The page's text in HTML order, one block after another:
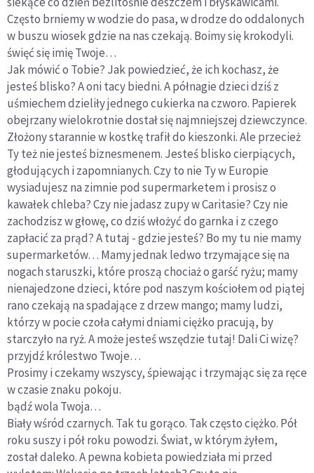
Często brniemy w wodzie do pasa, w drodze do oddalonych
w buszu wiosek gdzie na nas czekają. Boimy się krokodyli.
święć się imię Twoje…
Jak mówić o Tobie? Jak powiedzieć, że ich kochasz, że
jesteś blisko? A oni tacy biedni. A półnagie dzieci dziś z
uśmiechem dzieliły jednego cukierka na czworo. Papierek
obejrzany wielokrotnie dostał się najmniejszej dziewczynce.
Złożony starannie w kostkę trafił do kieszonki. Ale przecież
Ty też nie jesteś biznesmenem. Jesteś blisko cierpiących,
głodujących i zapomnianych. Czy to nie Ty w Europie
wysiadujesz na zimnie pod supermarketem i prosisz o
kawałek chleba? Czy nie jadasz zupy w Caritasie? Czy nie
zachodzisz w głowę, co dziś włożyć do garnka i z czego
zapłacić za prąd? A tutaj - gdzie jesteś? Bo my tu nie mamy
supermarketów… Mamy jednak ledwo trzymające się na
nogach staruszki, które proszą chociaż o garść ryżu; mamy
nienajedzone dzieci, które pod naszym kościołem od piątej
rano czekają na spadające z drzew mango; mamy ludzi,
którzy w pocie czoła całymi dniami ciężko pracują, by
starczyło na ryż. A może jesteś wszędzie tutaj! Dali Ci wizę?
przyjdź królestwo Twoje…
Prosimy i czekamy wszyscy, śpiewając i trzymając się za ręce
w czasie znaku pokoju.
bądź wola Twoja…
Biały wśród czarnych. Tak tu gorąco. Tak często ciężko. Pół
roku suszy i pół roku powodzi. Świat, w którym żyłem,
został daleko. A pewna kobieta powiedziała mi przed